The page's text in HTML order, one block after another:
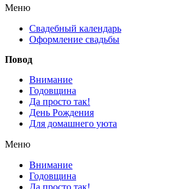
Меню
Свадебный календарь
Оформление свадьбы
Повод
Внимание
Годовщина
Да просто так!
День Рождения
Для домашнего уюта
Меню
Внимание
Годовщина
Да просто так!